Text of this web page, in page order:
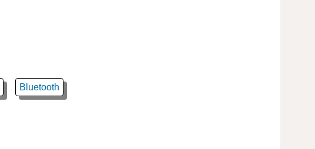
Bluetooth